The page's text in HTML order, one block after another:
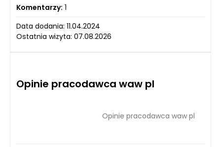
Komentarzy: 1
Data dodania: 11.04.2024
Ostatnia wizyta: 07.08.2026
Opinie pracodawca waw pl
Opinie pracodawca waw pl